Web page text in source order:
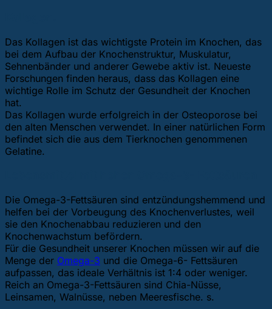
Das Kollagen ist das wichtigste Protein im Knochen, das
bei dem Aufbau der Knochenstruktur, Muskulatur,
Sehnenbänder und anderer Gewebe aktiv ist. Neueste
Forschungen finden heraus, dass das Kollagen eine
wichtige Rolle im Schutz der Gesundheit der Knochen
hat.
Das Kollagen wurde erfolgreich in der Osteoporose bei
den alten Menschen verwendet. In einer natürlichen Form
befindet sich die aus dem Tierknochen genommenen
Gelatine.
Die Omega-3-Fettsäuren sind entzündungshemmend und
helfen bei der Vorbeugung des Knochenverlustes, weil
sie den Knochenabbau reduzieren und den
Knochenwachstum befördern.
Für die Gesundheit unserer Knochen müssen wir auf die
Menge der Omega-3 und die Omega-6- Fettsäuren
aufpassen, das ideale Verhältnis ist 1:4 oder weniger.
Reich an Omega-3-Fettsäuren sind Chia-Nüsse,
Leinsamen, Walnüsse, neben Meeresfische. s.